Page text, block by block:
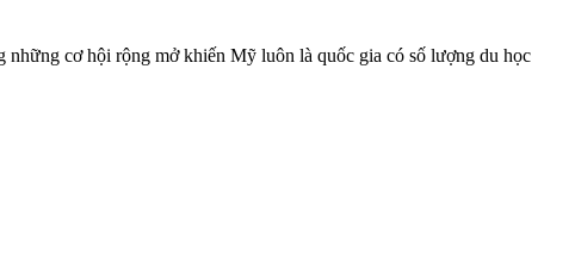
cơ hội rộng mở khiến Mỹ luôn là quốc gia có số lượng du học